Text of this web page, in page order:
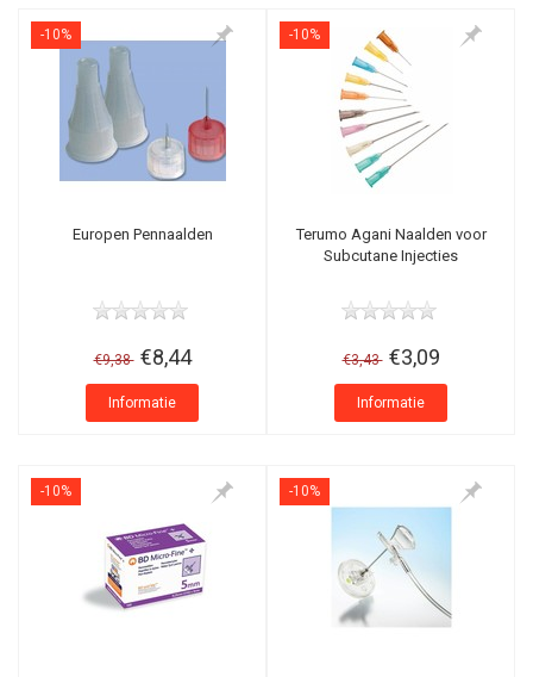
-10%
Europen Pennaalden
€9,38 €8,44
Informatie
-10%
Terumo Agani Naalden voor
Subcutane Injecties
€3,43 €3,09
Informatie
-10% -10%